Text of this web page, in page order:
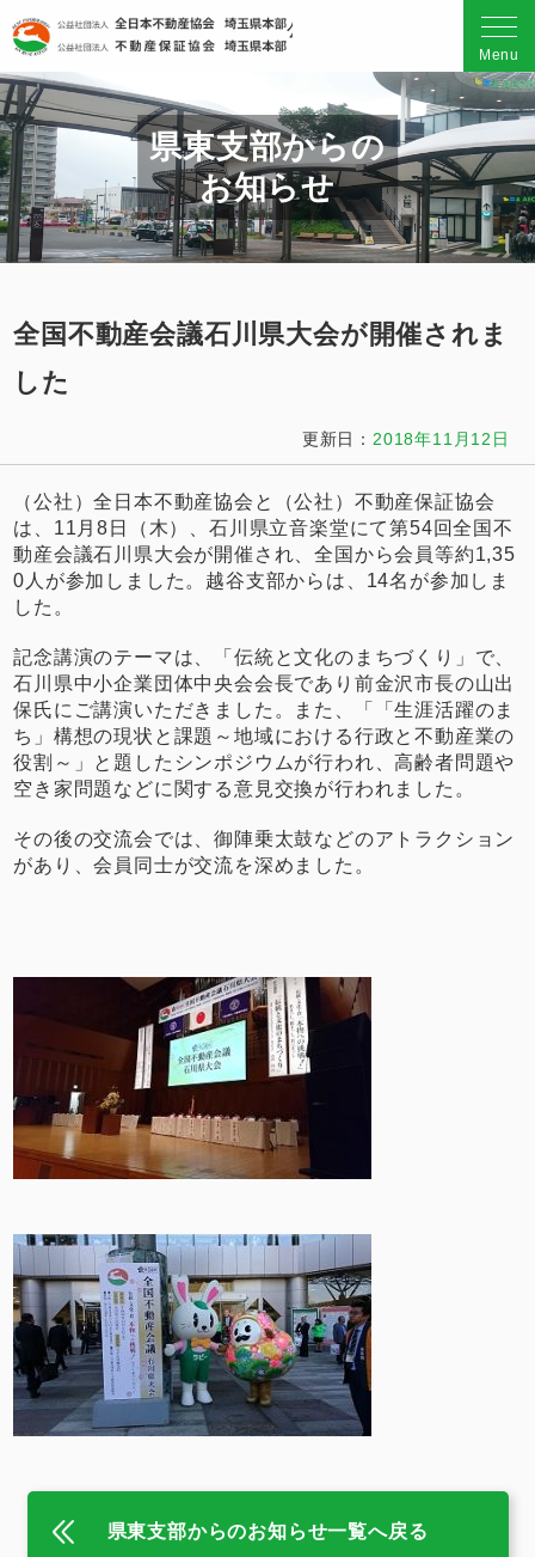
公益社団法人 全日本不動
Menu
県東支部からの
お知らせ
全国不動産会議石川県大会が開催されま
した
更新日： 2018年11月12日
（公社）全日本不動産協会と（公社）不動産保証協会
は、11月8日（木）、石川県立音楽堂にて第54回全国不
動産会議石川県大会が開催され、全国から会員等約1,35
0人が参加しました。越谷支部からは、14名が参加しま
した。
記念講演のテーマは、「伝統と文化のまちづくり」で、
石川県中小企業団体中央会会長であり前金沢市長の山出
保氏にご講演いただきました。また、「「生涯活躍のま
ち」構想の現状と課題～地域における行政と不動産業の
役割～」と題したシンポジウムが行われ、高齢者問題や
空き家問題などに関する意見交換が行われました。
その後の交流会では、御陣乗太鼓などのアトラクション
があり、会員同士が交流を深めました。
県東支部からのお知らせ一覧へ戻る